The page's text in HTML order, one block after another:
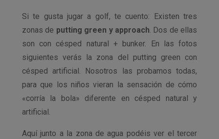
Si te gusta jugar a golf, te cuento: Existen tres
zonas de putting green y approach. Dos de ellas
son con césped natural + bunker. En las fotos
siguientes verás la zona del putting green con
césped artificial. Nosotros las probamos todas,
para que los niños vieran la sensación de cómo
«corría la bola» diferente en césped natural y
artificial.
Aquí junto a la zona de agua podéis ver el tercer